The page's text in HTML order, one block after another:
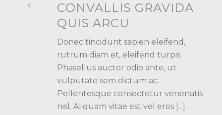
0
CONVALLIS GRAVIDA
QUIS ARCU
Donec tincidunt sapien eleifend,
rutrum diam et, eleifend turpis.
Phasellus auctor odio ante, ut
vulputate sem dictum ac.
Pellentesque consectetur venenatis
nisl. Aliquam vitae est vel eros [...]